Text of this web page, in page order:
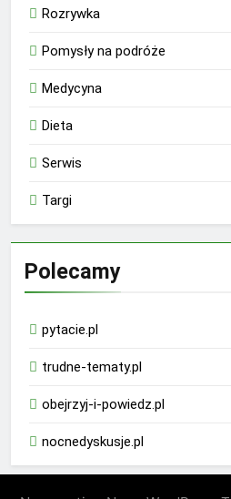
Rozrywka
Pomysły na podróże
Medycyna
Dieta
Serwis
Targi
Polecamy
pytacie.pl
trudne-tematy.pl
obejrzyj-i-powiedz.pl
nocnedyskusje.pl